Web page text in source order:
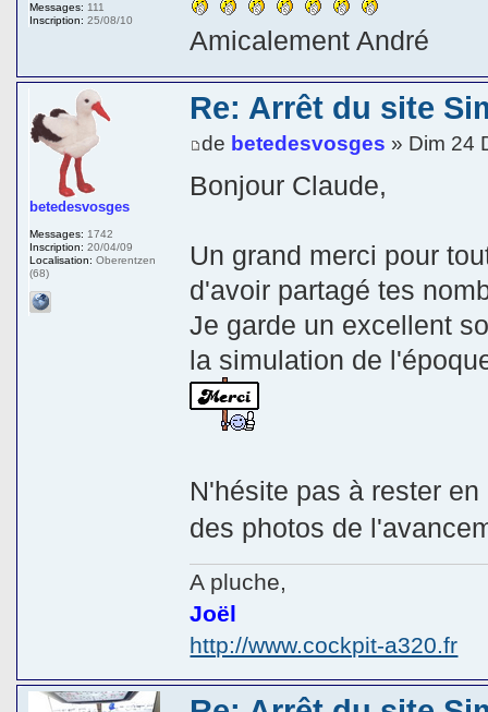
Amicalement André
Messages: 111
Inscription: 25/08/10
Re: Arrêt du site
de betedesvosges » Dim 24
Bonjour Claude,
Un grand merci pour
d'avoir partagé tes
Je garde un excellent
la simulation de
N'hésite pas à rester
des photos de
A pluche,
Joël
http://www.cockpit-a320.fr
betedesvosges
Messages: 1742
Inscription: 20/04/09
Localisation: Oberentzen
(68)